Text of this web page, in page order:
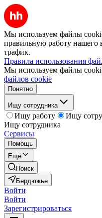
Мы используем файлы
правильную работу нашего
трафик.
Правила использования
Мы используем файлы
файлов cookie
Понятно
Ищу сотрудника
Ищу работу
Ищу
Ищу сотрудника
Сервисы
Помощь
Ещё
Поиск
Бердюжье
Войти
Войти
Зарегистрироваться